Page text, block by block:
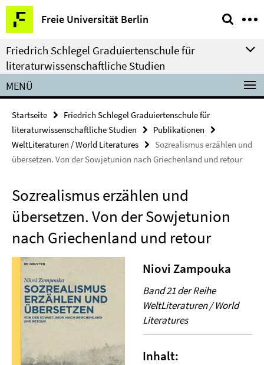
Springe
direkt
zu
Inhalt
Freie Universität Berlin
Service-
Navigation
Friedrich Schlegel Graduiertenschule für
literaturwissenschaftliche Studien
MENÜ
Startseite
Friedrich Schlegel Graduiertenschule für
literaturwissenschaftliche Studien
Publikationen
WeltLiteraturen / World Literatures
Sozrealismus erzählen und
übersetzen. Von der Sowjetunion nach Griechenland und retour
Sozrealismus erzählen und
übersetzen. Von der Sowjetunion
nach Griechenland und retour
Niovi Zampouka
Band 21 der Reihe
WeltLiteraturen / World
Literatures
Inhalt: